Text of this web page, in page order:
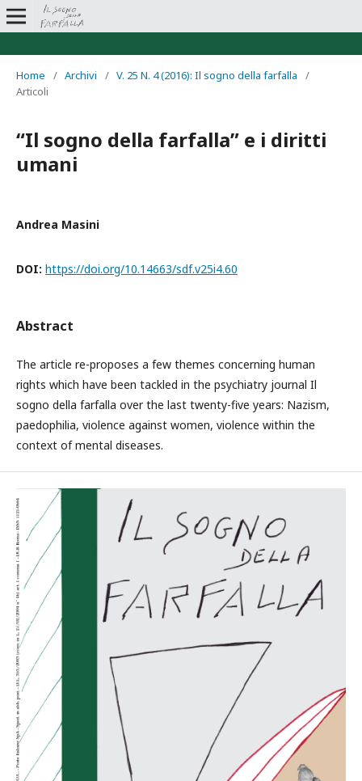
Home / Archivi / V. 25 N. 4 (2016): Il sogno della farfalla
/
Articoli
“Il sogno della farfalla” e i diritti
umani
Andrea Masini
DOI: https://doi.org/10.14663/sdf.v25i4.60
Abstract
The article re-proposes a few themes concerning human
rights which have been tackled in the psychiatry journal Il
sogno della farfalla over the last twenty-five years: Nazism,
paedophilia, violence against women, violence within the
context of mental diseases.